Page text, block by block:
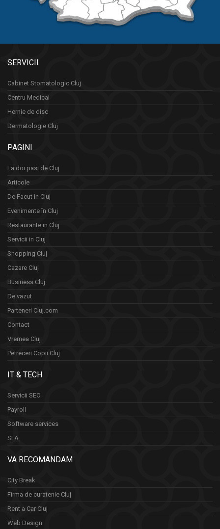
SERVICII
Cabinet Stomatologic Cluj
Centru Medical
Hernie de disc
Dermatologie Cluj
PAGINI
La doi pasi de Cluj
Articole
De Facut in Cluj
Evenimente în Cluj
Restaurante in Cluj
Servicii in Cluj
Shopping Cluj
Cazare Cluj
Business Cluj
De vazut
Parteneri Cluj.com
Contact
Vremea Cluj
Petreceri Copii Cluj
IT & TECH
Servicii SEO
Payroll
Software services
SFA
VA RECOMANDAM
City Break
Firma de curatenie Cluj
Rent a Car Cluj
Web Design